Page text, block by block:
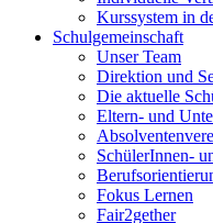
Kurssystem in
Schulgemeinschaft
Unser Team
Direktion und
Die aktuelle
Eltern- und
SchülerInnen-
Fokus Lernen
Fair2gether